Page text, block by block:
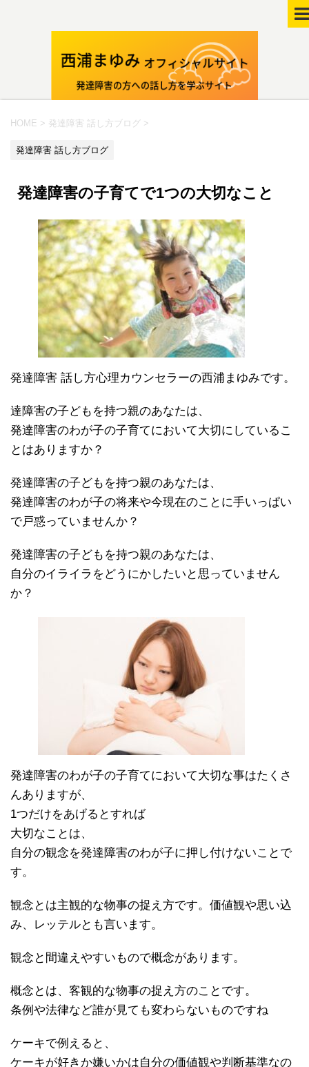
HOME > 発達障害 話し方ブログ >
発達障害 話し方ブログ
発達障害の子育てで1つの大切なこと
発達障害 話し方心理カウンセラーの西浦まゆみです。
達障害の子どもを持つ親のあなたは、
発達障害のわが子の子育てにおいて大切にしているこ
とはありますか？
発達障害の子どもを持つ親のあなたは、
発達障害のわが子の将来や今現在のことに手いっぱい
で戸惑っていませんか？
発達障害の子どもを持つ親のあなたは、
自分のイライラをどうにかしたいと思っていません
か？
発達障害のわが子の子育てにおいて大切な事はたくさ
んありますが、
1つだけをあげるとすれば
大切なことは、
自分の観念を発達障害のわが子に押し付けないことで
す。
観念とは主観的な物事の捉え方です。価値観や思い込
み、レッテルとも言います。
観念と間違えやすいもので概念があります。
概念とは、客観的な物事の捉え方のことです。
条例や法律など誰が見ても変わらないものですね
ケーキで例えると、
ケーキが好きか嫌いかは自分の価値観や判断基準なの